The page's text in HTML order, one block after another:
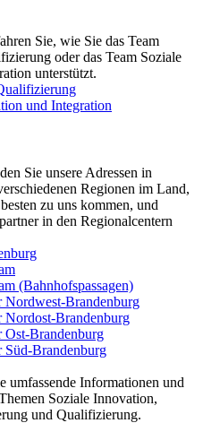
Sie, wie Sie das Team
oder das Team Soziale
unterstützt.
und Integration
Sie unsere Adressen in
Regionen im Land,
zu uns kommen, und
in den Regionalcentern
(Bahnhofspassagen)
Nordwest-Brandenburg
Nordost-Brandenburg
Ost-Brandenburg
Süd-Brandenburg
umfassende Informationen und
Soziale Innovation,
und Qualifizierung.